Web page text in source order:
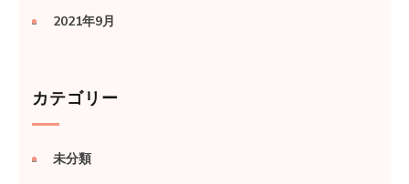
2021年9月
カテゴリー
未分類